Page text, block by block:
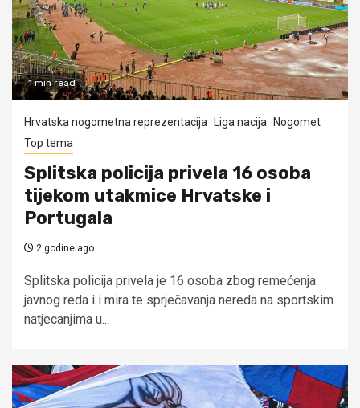
1 min read
Hrvatska nogometna reprezentacija Liga nacija Nogomet
Top tema
Splitska policija privela 16 osoba
tijekom utakmice Hrvatske i
Portugala
2 godine ago
Splitska policija privela je 16 osoba zbog remećenja
javnog reda i i mira te sprječavanja nereda na sportskim
natjecanjima u...